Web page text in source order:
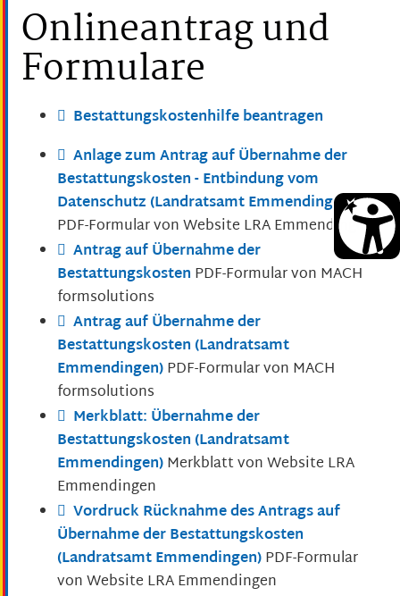
Onlineantrag und
Formulare
Bestattungskostenhilfe beantragen
Anlage zum Antrag auf Übernahme der
Bestattungskosten - Entbindung vom
Datenschutz (Landratsamt Emmendingen)
PDF-Formular von Website LRA Emmendingen
Antrag auf Übernahme der
Bestattungskosten PDF-Formular von MACH
formsolutions
Antrag auf Übernahme der
Bestattungskosten (Landratsamt
Emmendingen)PDF-Formular von MACH
formsolutions
Merkblatt: Übernahme der
Bestattungskosten (Landratsamt
Emmendingen)Merkblatt von Website LRA
Emmendingen
Vordruck Rücknahme des Antrags auf
Übernahme der Bestattungskosten
(Landratsamt Emmendingen)PDF-Formular
von Website LRA Emmendingen